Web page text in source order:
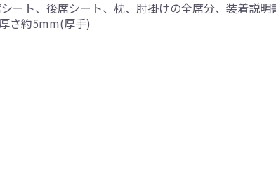
ート、後席シート、枕、肘掛けの全席分、装着説明
さ約5mm(厚手)